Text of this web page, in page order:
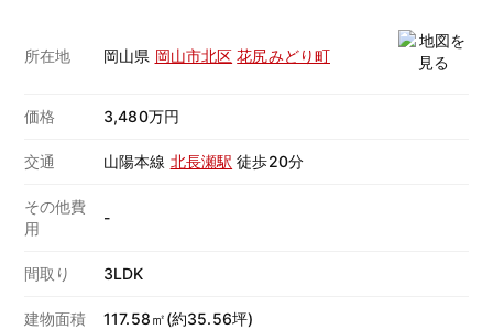
所在地 岡山県 岡山市北区 花尻みどり町
価格 3,480万円
交通 山陽本線 北長瀬駅 徒歩20分
その他費
用
-
間取り 3LDK
建物面積 117.58㎡(約35.56坪)